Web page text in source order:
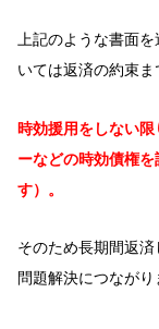
上記のような書面
いては返済の約束ま
時効援用をしない
ーなどの時効債権
す）。
そのため長期間返
問題解決につながり